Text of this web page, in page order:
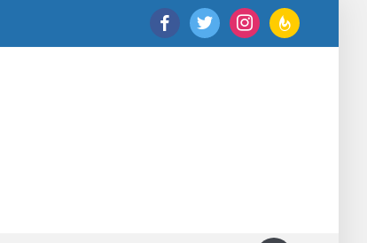
facebooktwitter instagramfeedburner